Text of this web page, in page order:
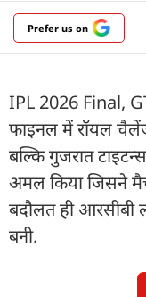
Prefer us on
IPL 2026 Final,
फाइनल में रॉयल
बल्कि गुजरात
अमल किया जिसने
बदौलत ही आरसीबी
बनी.